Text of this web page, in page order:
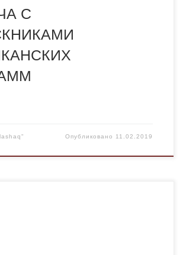
С
Опубликовано 11.02.2019